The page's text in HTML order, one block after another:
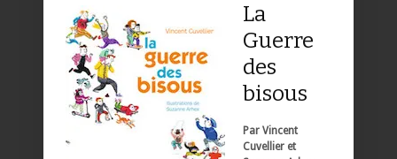
La
Guerre
des
bisous
Par Vincent
Cuvellier et